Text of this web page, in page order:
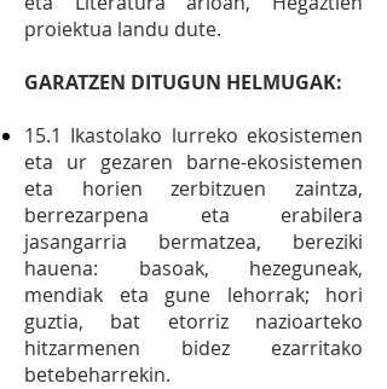
proiektua landu dute.
GARATZEN DITUGUN HELMUGAK:
15.1 Ikastolako lurreko ekosistemen
eta ur gezaren barne-ekosistemen
eta horien zerbitzuen zaintza,
berrezarpena eta erabilera
jasangarria bermatzea, bereziki
hauena: basoak, hezeguneak,
mendiak eta gune lehorrak; hori
guztia, bat etorriz nazioarteko
hitzarmenen bidez ezarritako
betebeharrekin.